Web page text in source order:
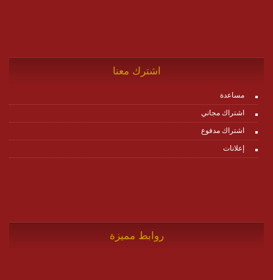
اشترك معنا
مساعدة
اشتراك مجاني
اشتراك مدفوع
إعلانات
روابط مميزة